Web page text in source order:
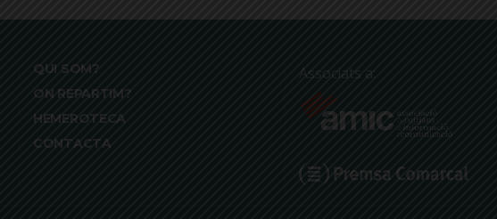
QUI SOM?
ON REPARTIM?
HEMEROTECA
CONTACTA
Associats a: